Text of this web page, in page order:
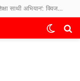
सावित्रीपुर स्कूल में मारवाड़ी युवा मंच सांकरा का ‘शिक्षा साथी अभियान’: क्विज और पौधारोपण से बच्चों में बढ़ा उत्साह
Switch